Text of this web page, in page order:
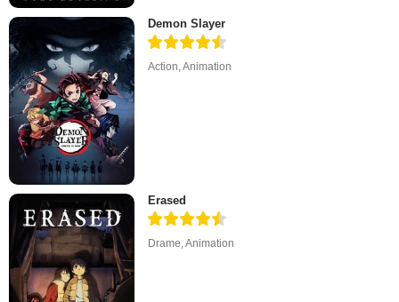
Demon Slayer
Action,Animation
Erased
Drame ,Animation